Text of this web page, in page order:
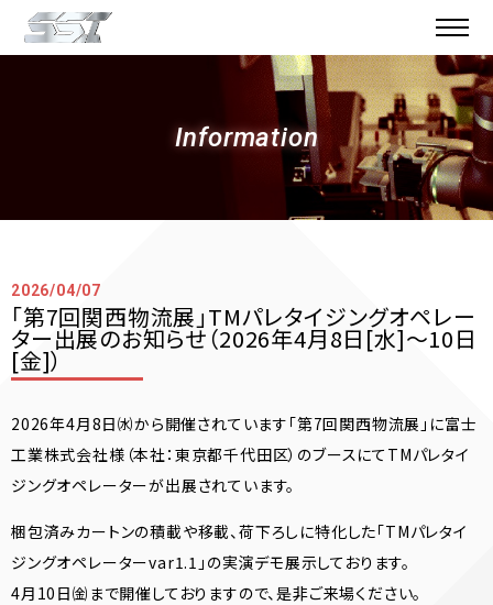
Information
2026/04/07
「第7回関西物流展」TMパレタイジングオペレー
ター出展のお知らせ（2026年4月8日[水]〜10日
[金]）
2026年4月8日㈬から開催されています「第7回関西物流展」に富士
工業株式会社様（本社：東京都千代田区）のブースにてTMパレタイ
ジングオペレーターが出展されています。
梱包済みカートンの積載や移載、荷下ろしに特化した「TMパレタイ
ジングオペレーターvar1.1」の実演デモ展示しております。
4月10日㈮まで開催しておりますので、是非ご来場ください。